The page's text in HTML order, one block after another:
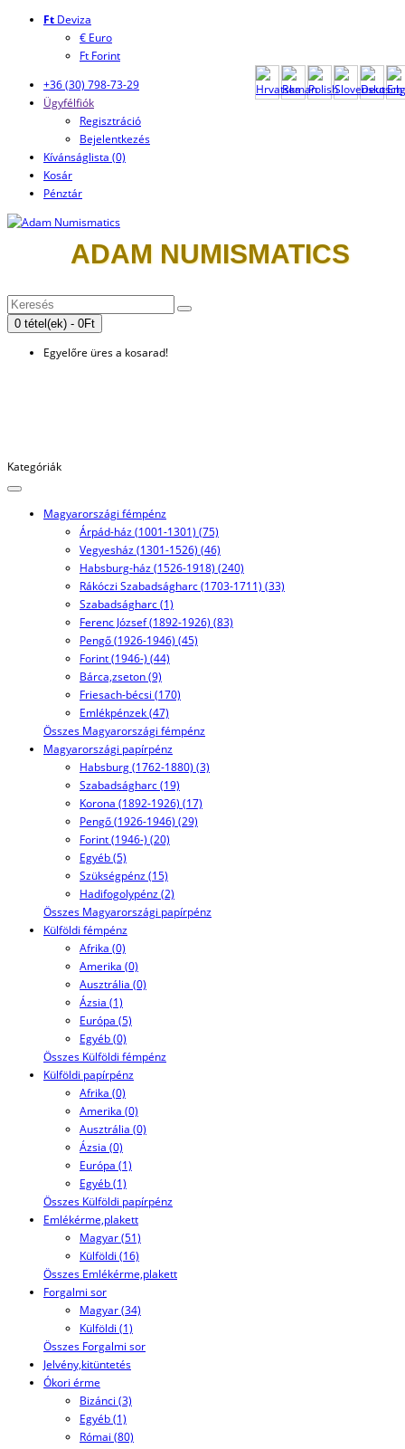
Ft Deviza
€ Euro
Ft Forint
+36 (30) 798-73-29
Ügyfélfiók
Regisztráció
Bejelentkezés
Kívánságlista (0)
Kosár
Pénztár
ADAM NUMISMATICS
0 tétel(ek) - 0Ft
Egyelőre üres a kosarad!
Kategóriák
Magyarországi fémpénz
Árpád-ház (1001-1301) (75)
Vegyesház (1301-1526) (46)
Habsburg-ház (1526-1918) (240)
Rákóczi Szabadságharc (1703-1711) (33)
Szabadságharc (1)
Ferenc József (1892-1926) (83)
Pengő (1926-1946) (45)
Forint (1946-) (44)
Bárca,zseton (9)
Friesach-bécsi (170)
Emlékpénzek (47)
Összes Magyarországi fémpénz
Magyarországi papírpénz
Habsburg (1762-1880) (3)
Szabadságharc (19)
Korona (1892-1926) (17)
Pengő (1926-1946) (29)
Forint (1946-) (20)
Egyéb (5)
Szükségpénz (15)
Hadifogolypénz (2)
Összes Magyarországi papírpénz
Külföldi fémpénz
Afrika (0)
Amerika (0)
Ausztrália (0)
Ázsia (1)
Európa (5)
Egyéb (0)
Összes Külföldi fémpénz
Külföldi papírpénz
Afrika (0)
Amerika (0)
Ausztrália (0)
Ázsia (0)
Európa (1)
Egyéb (1)
Összes Külföldi papírpénz
Emlékérme,plakett
Magyar (51)
Külföldi (16)
Összes Emlékérme,plakett
Forgalmi sor
Magyar (34)
Külföldi (1)
Összes Forgalmi sor
Jelvény,kitüntetés
Ókori érme
Bizánci (3)
Egyéb (1)
Római (80)